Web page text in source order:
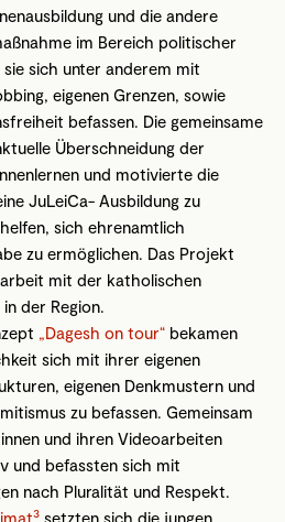
und die andere
im Bereich politischer
sie sich unter anderem mit
eigenen Grenzen, sowie
befassen. Die gemeinsame
Überschneidung der
und motivierte die
JuLeiCa- Ausbildung zu
sich ehrenamtlich
zu ermöglichen. Das Projekt
mit der katholischen
der Region.
„Dagesh on tour“ bekamen
sich mit ihrer eigenen
eigenen Denkmustern und
zu befassen. Gemeinsam
und ihren Videoarbeiten
und befassten sich mit
nach Pluralität und Respekt.
3 setzten sich die jungen